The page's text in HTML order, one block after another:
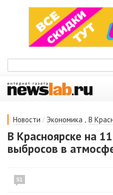
Новости / Экономика , В
В Красноярске на
выбросов в
51